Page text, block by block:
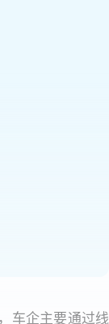
车企主要通过线